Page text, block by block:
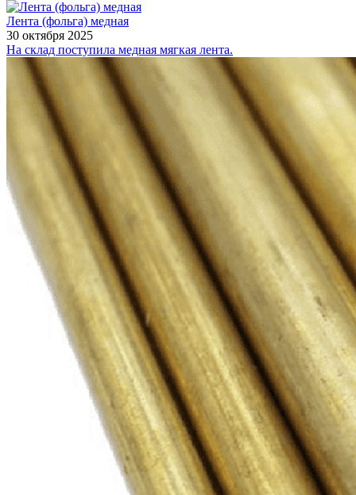
Лента (фольга) медная
30 октября 2025
На склад поступила медная мягкая лента.